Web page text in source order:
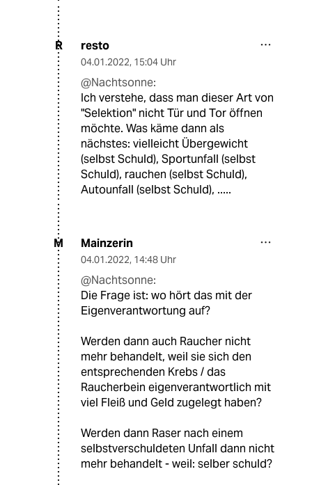
R resto
04.01.2022, 15:04 Uhr
@Nachtsonne:
Ich verstehe, dass man dieser Art von
"Selektion" nicht Tür und Tor öffnen
möchte. Was käme dann als
nächstes: vielleicht Übergewicht
(selbst Schuld), Sportunfall (selbst
Schuld), rauchen (selbst Schuld),
Autounfall (selbst Schuld), .....
M Mainzerin
04.01.2022, 14:48 Uhr
@Nachtsonne:
Die Frage ist: wo hört das mit der
Eigenverantwortung auf?
Werden dann auch Raucher nicht
mehr behandelt, weil sie sich den
entsprechenden Krebs / das
Raucherbein eigenverantwortlich mit
viel Fleiß und Geld zugelegt haben?
Werden dann Raser nach einem
selbstverschuldeten Unfall dann nicht
mehr behandelt - weil: selber schuld?